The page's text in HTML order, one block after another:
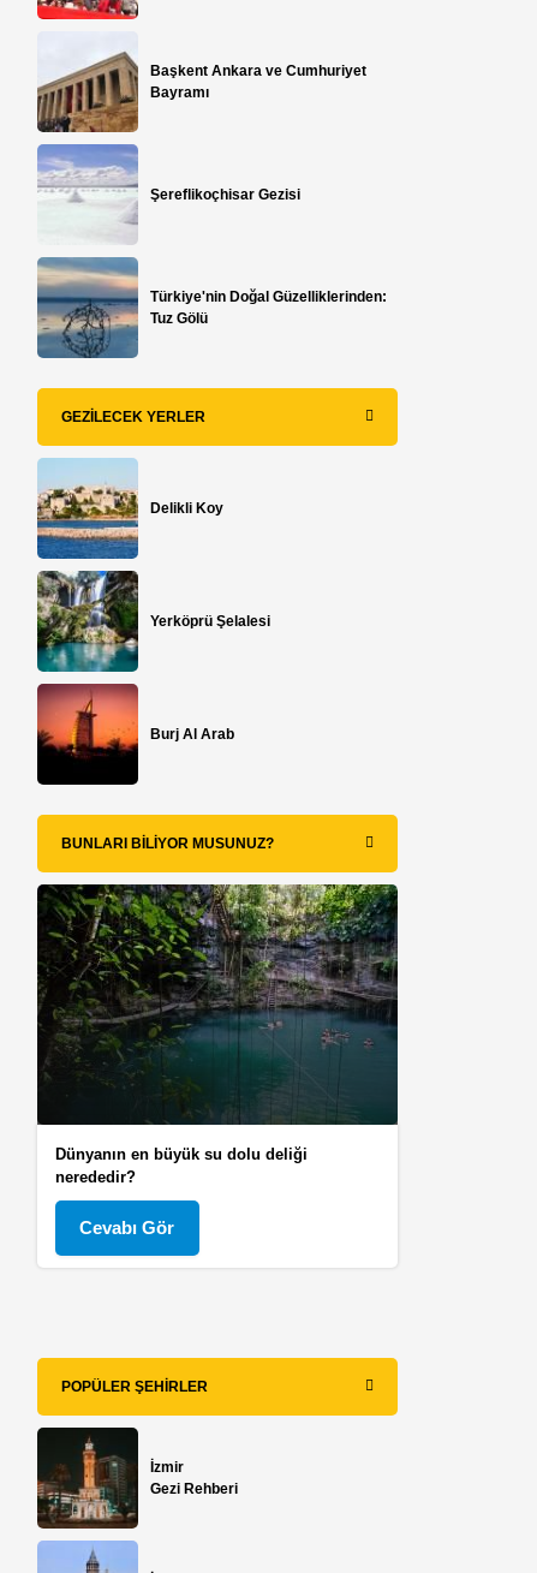
Başkent Ankara ve Cumhuriyet
Bayramı
Şereflikoçhisar Gezisi
Türkiye'nin Doğal Güzelliklerinden:
Tuz Gölü
GEZILECEK YERLER
Delikli Koy
Yerköprü Şelalesi
Burj Al Arab
BUNLARI BILIYOR MUSUNUZ?
Dünyanın en büyük su dolu deliği
nerededir?
Cevabı Gör
POPÜLER ŞEHIRLER
İzmir
Gezi Rehberi